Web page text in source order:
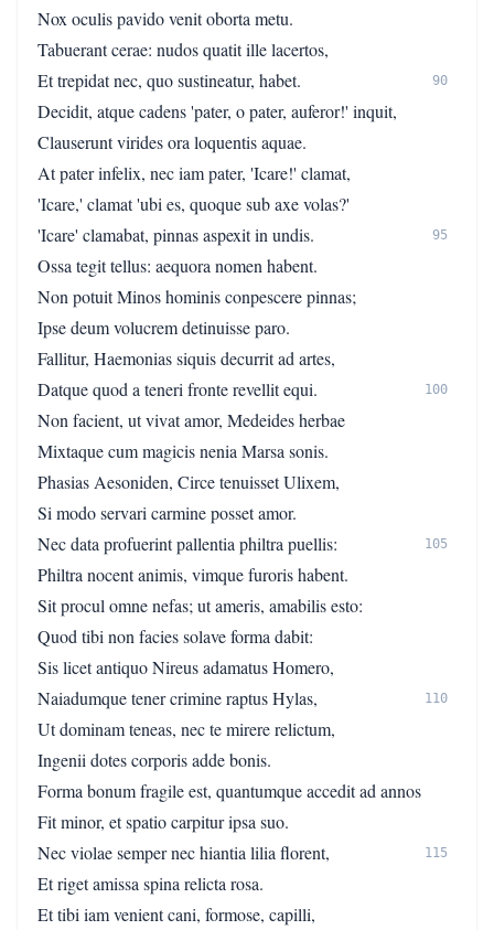
Nox oculis pavido venit oborta metu.
Tabuerant cerae: nudos quatit ille lacertos,
Et trepidat nec, quo sustineatur, habet.
90
Decidit, atque cadens 'pater, o pater, auferor!' inquit,
Clauserunt virides ora loquentis aquae.
At pater infelix, nec iam pater, 'Icare!' clamat,
'Icare,' clamat 'ubi es, quoque sub axe volas?'
'Icare' clamabat, pinnas aspexit in undis.
95
Ossa tegit tellus: aequora nomen habent.
Non potuit Minos hominis conpescere pinnas;
Ipse deum volucrem detinuisse paro.
Fallitur, Haemonias siquis decurrit ad artes,
Datque quod a teneri fronte revellit equi.
100
Non facient, ut vivat amor, Medeides herbae
Mixtaque cum magicis nenia Marsa sonis.
Phasias Aesoniden, Circe tenuisset Ulixem,
Si modo servari carmine posset amor.
Nec data profuerint pallentia philtra puellis:
105
Philtra nocent animis, vimque furoris habent.
Sit procul omne nefas; ut ameris, amabilis esto:
Quod tibi non facies solave forma dabit:
Sis licet antiquo Nireus adamatus Homero,
Naiadumque tener crimine raptus Hylas,
110
Ut dominam teneas, nec te mirere relictum,
Ingenii dotes corporis adde bonis.
Forma bonum fragile est, quantumque accedit ad annos
Fit minor, et spatio carpitur ipsa suo.
Nec violae semper nec hiantia lilia florent,
115
Et riget amissa spina relicta rosa.
Et tibi iam venient cani, formose, capilli,